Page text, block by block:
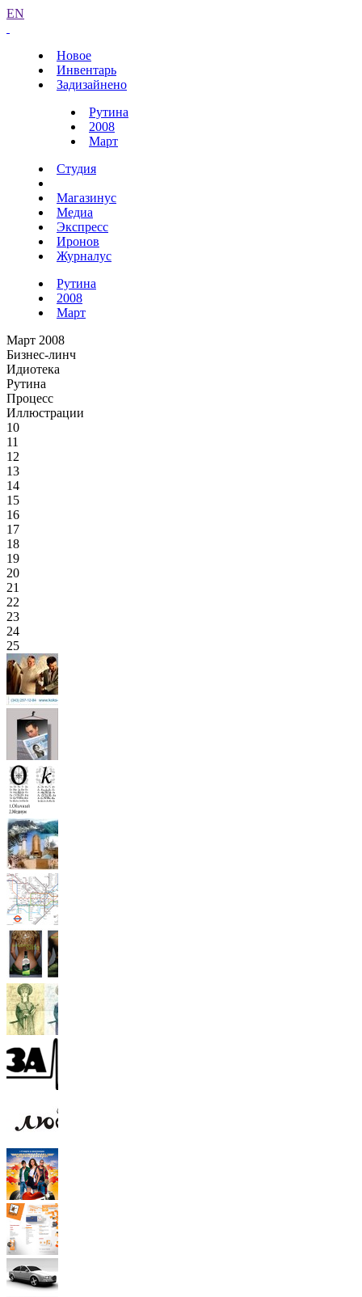
EN
Новое
Инвентарь
Задизайнено
Рутина
2008
Март
Студия
Магазинус
Медиа
Экспресс
Иронов
Журналус
Рутина
2008
Март
Март 2008
Бизнес-линч
Идиотека
Рутина
Процесс
Иллюстрации
10
11
12
13
14
15
16
17
18
19
20
21
22
23
24
25